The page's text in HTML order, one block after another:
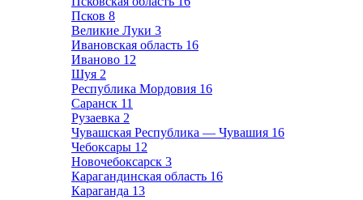
Псков 8
Великие Луки 3
Ивановская область 16
Иваново 12
Шуя 2
Республика Мордовия 16
Саранск 11
Рузаевка 2
Чувашская Республика — Чувашия 16
Чебоксары 12
Новочебоксарск 3
Карагандинская область 16
Караганда 13